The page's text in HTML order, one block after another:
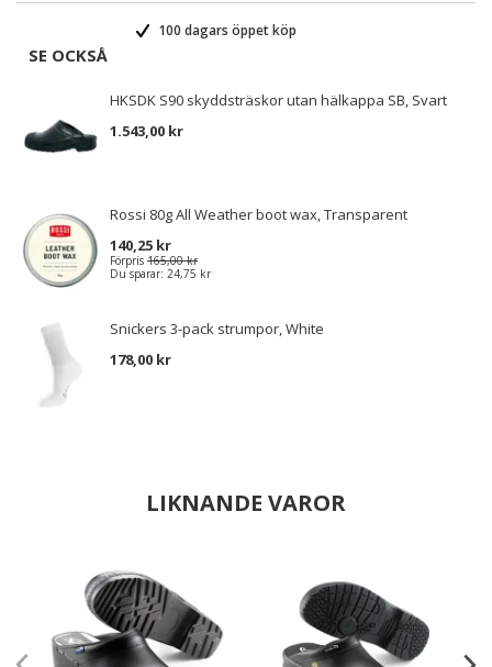
100 dagars öppet köp
SE OCKSÅ
HKSDK S90 skyddsträskor utan hälkappa SB, Svart
1.543,00 kr
Rossi 80g All Weather boot wax, Transparent
140,25 kr
Förpris 165,00 kr
Du sparar: 24,75 kr
Snickers 3-pack strumpor, White
178,00 kr
LIKNANDE VAROR